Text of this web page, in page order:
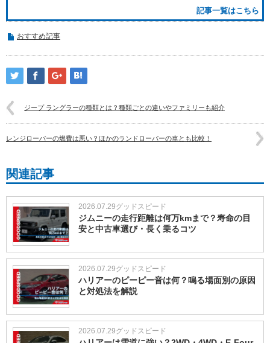
記事一覧はこちら
おすすめ記事
ジープ ラングラーの種類とは？種類ごとの違いやファミリーも紹介
レンジローバーの燃費は悪い？ほかのランドローバーの車とも比較！
関連記事
2026.07.29グッドスピード
ジムニーの走行距離は何万kmまで？寿命の目
安と中古車選び・長く乗るコツ
2026.07.29グッドスピード
ハリアーのピーピー音は何？鳴る場面別の原因
と対処法を解説
2026.07.29グッドスピード